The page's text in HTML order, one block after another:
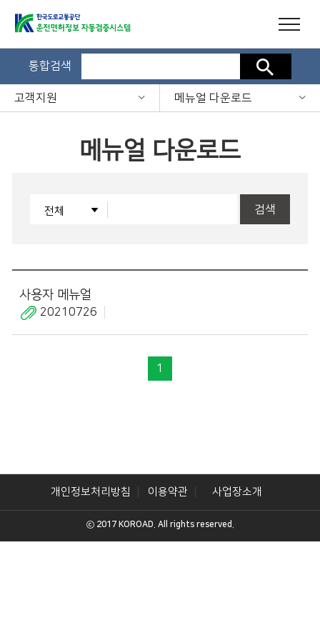
통합검색 검색
고객지원 메뉴얼 다운로드
메뉴얼 다운로드
검색
사용자 메뉴얼
20210726
1
개인정보처리방침 이용약관 사업장소개
ⓒ 2017 KOROAD. All rights reserved.